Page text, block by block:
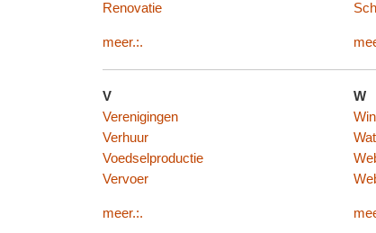
Renovatie
meer.:.
V
Verenigingen
Verhuur
Voedselproductie
Vervoer
meer.:.
W